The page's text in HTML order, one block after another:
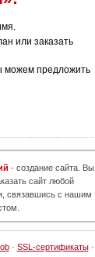
или заказать
можем предложить
- создание сайта. Вы
сайт любой
связавшись с нашим
· SSL-сертификаты·